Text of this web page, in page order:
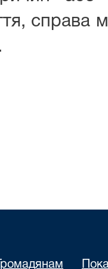
справа
Громадянам